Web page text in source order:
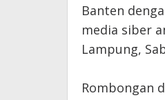
Banten
media siber
Lampung,
‎Rombongan